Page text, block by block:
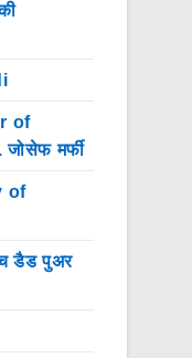
of
मर्फी
of
डैड पुअर